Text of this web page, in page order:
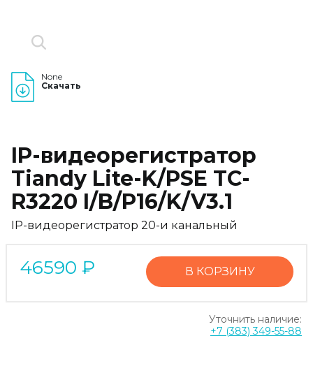
None
Скачать
IP-видеорегистратор
Tiandy Lite-K/PSE TC-
R3220 I/B/P16/K/V3.1
IP-видеорегистратор 20-и канальный
46590 ₽ В КОРЗИНУ
Уточнить наличие:
+7 (383) 349-55-88